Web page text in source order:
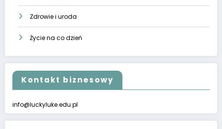
Zdrowie i uroda
Życie na co dzień
Kontakt biznesowy
info@luckyluke.edu.pl